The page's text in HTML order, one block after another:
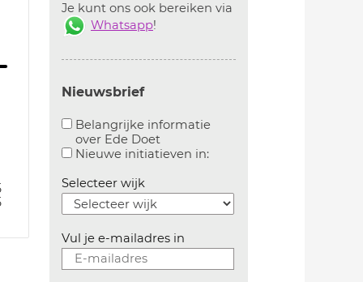
Je kunt ons ook bereiken via
Whatsapp!
Nieuwsbrief
Belangrijke informatie
over Ede Doet
Aanvinken om belangrijke informatie over
Nieuwe initiatieven in:Aanvinken om
Selecteer wijk
Vul je e-mailadres in